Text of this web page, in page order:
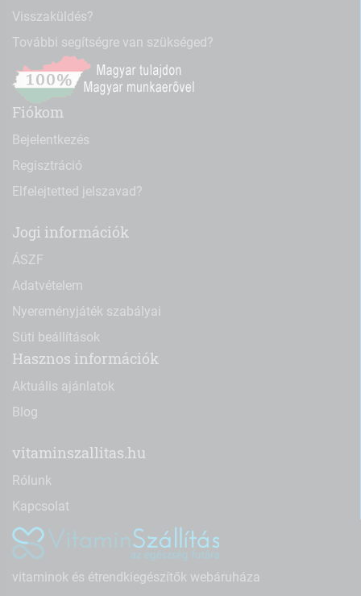
Visszaküldés?
További segítségre van szükséged?
Fiókom
Bejelentkezés
Regisztráció
Elfelejtetted jelszavad?
Jogi információk
ÁSZF
Adatvételem
Nyereményjáték szabályai
Süti beállítások
Hasznos információk
Aktuális ajánlatok
Blog
vitaminszallitas.hu
Rólunk
Kapcsolat
vitaminok és étrendkiegészítők webáruháza